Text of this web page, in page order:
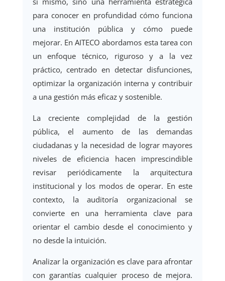
para conocer en profundidad cómo funciona
una institución pública y cómo puede
mejorar. En AITECO abordamos esta tarea con
un enfoque técnico, riguroso y a la vez
práctico, centrado en detectar disfunciones,
optimizar la organización interna y contribuir
a una gestión más eficaz y sostenible.
La creciente complejidad de la gestión
pública, el aumento de las demandas
ciudadanas y la necesidad de lograr mayores
niveles de eficiencia hacen imprescindible
revisar periódicamente la arquitectura
institucional y los modos de operar. En este
contexto, la auditoría organizacional se
convierte en una herramienta clave para
orientar el cambio desde el conocimiento y
no desde la intuición.
Analizar la organización es clave para afrontar
con garantías cualquier proceso de mejora.